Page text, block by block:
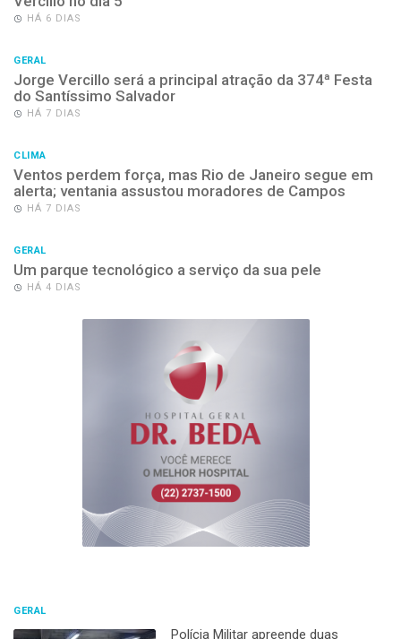
HÁ 6 DIAS
GERAL
Jorge Vercillo será a principal atração da 374ª Festa
do Santíssimo Salvador
HÁ 7 DIAS
CLIMA
Ventos perdem força, mas Rio de Janeiro segue em
alerta; ventania assustou moradores de Campos
HÁ 7 DIAS
GERAL
Um parque tecnológico a serviço da sua pele
HÁ 4 DIAS
GERAL
Polícia Militar apreende duas